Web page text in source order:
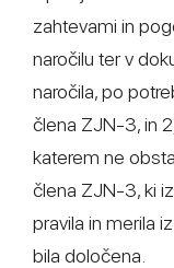
zahtevami in
naročilu ter v
naročila, po
člena ZJN-3, in
katerem ne
člena ZJN-3, ki
pravila in merila
bila določena.